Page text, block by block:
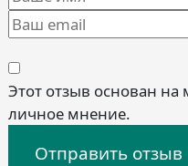
Этот отзыв основан
личное мнение.
Отправить отзыв